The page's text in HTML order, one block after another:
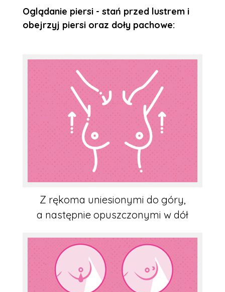
Oglądanie piersi - stań przed lustrem i
obejrzyj piersi oraz doły pachowe:
Z rękoma uniesionymi do góry,
a następnie opuszczonymi w dół